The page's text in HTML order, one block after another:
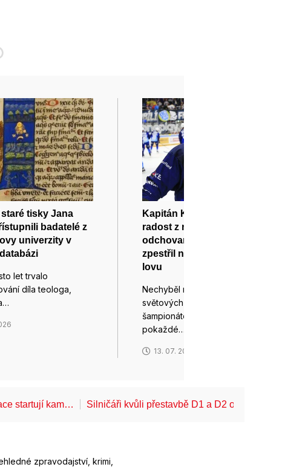
tisky Jana
badatelé z
univerzity v
let trvalo
díla teologa,
Kapitán Komety Flek má
radost z návratu
odchovanců. Přípravu si
zpestřil natáčením show Na
lovu
Nechyběl na posledních šesti
světových hokejových
šampionátech, na nichž
pokaždé…
13. 07. 2026
startují kam… Silničáři kvůli přestavbě D1 a D2 opět
zpravodajství, krimi,